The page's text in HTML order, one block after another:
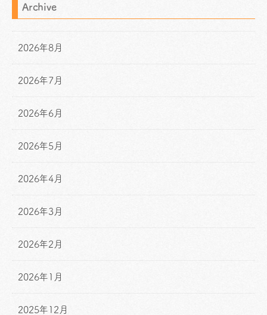
Archive
2026年8月
2026年7月
2026年6月
2026年5月
2026年4月
2026年3月
2026年2月
2026年1月
2025年12月